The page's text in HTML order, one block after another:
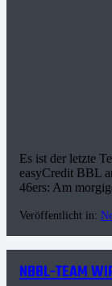
Es ist der letzte
easyCredit BBL
46ers: Am
Veröffentlicht in:
NBBL-TEAM